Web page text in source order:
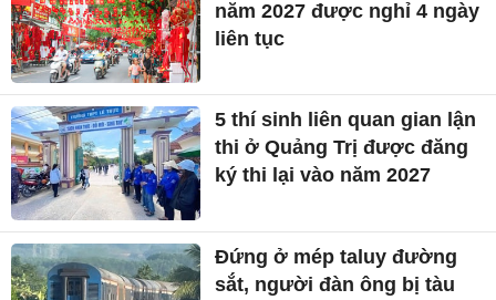
năm 2027 được nghỉ 4 ngày
liên tục
5 thí sinh liên quan gian lận
thi ở Quảng Trị được đăng
ký thi lại vào năm 2027
Đứng ở mép taluy đường
sắt, người đàn ông bị tàu